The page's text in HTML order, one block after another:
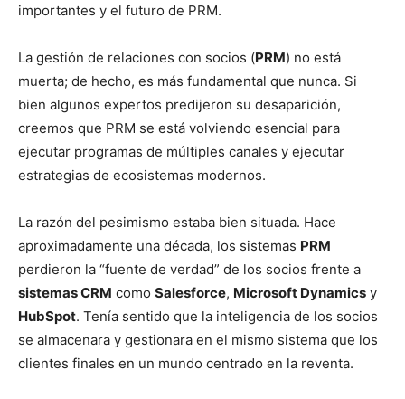
importantes y el futuro de PRM.
La gestión de relaciones con socios (PRM) no está
muerta; de hecho, es más fundamental que nunca. Si
bien algunos expertos predijeron su desaparición,
creemos que PRM se está volviendo esencial para
ejecutar programas de múltiples canales y ejecutar
estrategias de ecosistemas modernos.
La razón del pesimismo estaba bien situada. Hace
aproximadamente una década, los sistemas PRM
perdieron la “fuente de verdad” de los socios frente a
sistemas CRM como Salesforce, Microsoft Dynamics y
HubSpot. Tenía sentido que la inteligencia de los socios
se almacenara y gestionara en el mismo sistema que los
clientes finales en un mundo centrado en la reventa.